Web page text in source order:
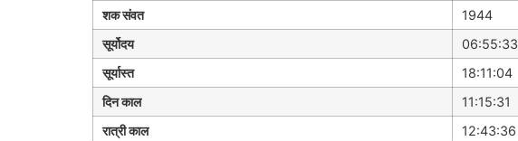
शक संवत
1944
सूर्योदय
06:55:33
सूर्यास्त
18:11:04
दिन काल
11:15:31
रात्री काल
12:43:36